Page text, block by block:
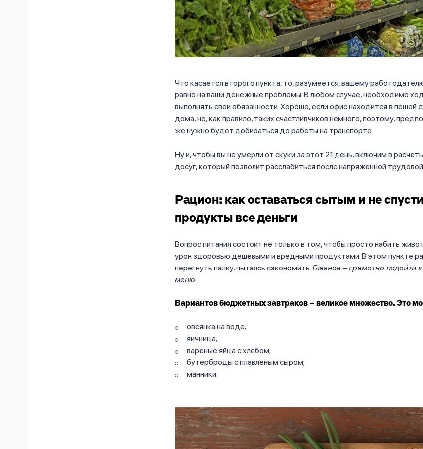
Что касается второго пункта, то, разумеется, вашему
равно на ваши денежные проблемы. В любом случае, необходимо
выполнять свои обязанности. Хорошо, если офис находится в пешей
дома, но, как правило, таких счастливчиков немного, поэтому,
же нужно будет добираться до работы на транспорте.
Ну и, чтобы вы не умерли от скуки за этот 21 день, включим в
досуг, который позволит расслабиться после напряжённой
Рацион: как оставаться сытым и не
продукты все деньги
Вопрос питания состоит не только в том, чтобы просто набить
урон здоровью дешёвыми и вредными продуктами. В этом пункте
перегнуть палку, пытаясь сэкономить.Главное – грамотно подойти
меню.
Вариантов бюджетных завтраков – великое множество. Это
овсянка на воде;
яичница;
варёные яйца с хлебом;
бутерброды с плавленым сыром;
манники.